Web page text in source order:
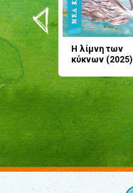
Η λίμνη των
κύκνων (2025)